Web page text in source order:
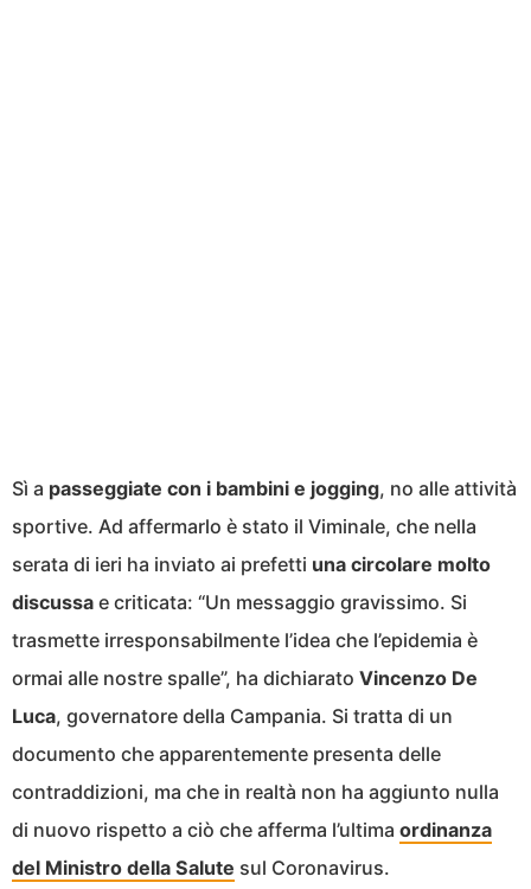
Sì a passeggiate con i bambini e jogging, no alle attività
sportive. Ad affermarlo è stato il Viminale, che nella
serata di ieri ha inviato ai prefetti una circolare molto
discussa e criticata: “Un messaggio gravissimo. Si
trasmette irresponsabilmente l’idea che l’epidemia è
ormai alle nostre spalle”, ha dichiarato Vincenzo De
Luca, governatore della Campania. Si tratta di un
documento che apparentemente presenta delle
contraddizioni, ma che in realtà non ha aggiunto nulla
di nuovo rispetto a ciò che afferma l’ultima ordinanza
del Ministro della Salute sul Coronavirus.